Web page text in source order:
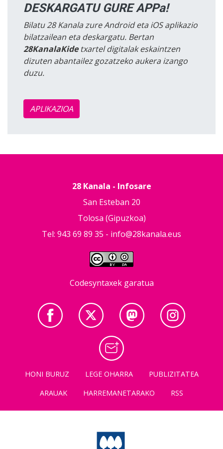
DESKARGATU GURE APPa!
Bilatu 28 Kanala zure Android eta iOS aplikazio
bilatzailean eta deskargatu. Bertan
28KanalaKidetxartel digitalak eskaintzen
dizuten abantailez gozatzeko aukera izango
duzu.
APLIKAZIOA
28 Kanala - Infosare
San Esteban 20
Tolosa (Gipuzkoa)
Tel: 943 69 89 35 - info@28kanala.eus
Codesyntaxek garatua
HONI BURUZ LEGE OHARRA
PUBLIZITATEA
ARAUAK
HARREMANETARAKO RSS